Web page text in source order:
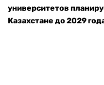
университетов
Казахстане до 2029